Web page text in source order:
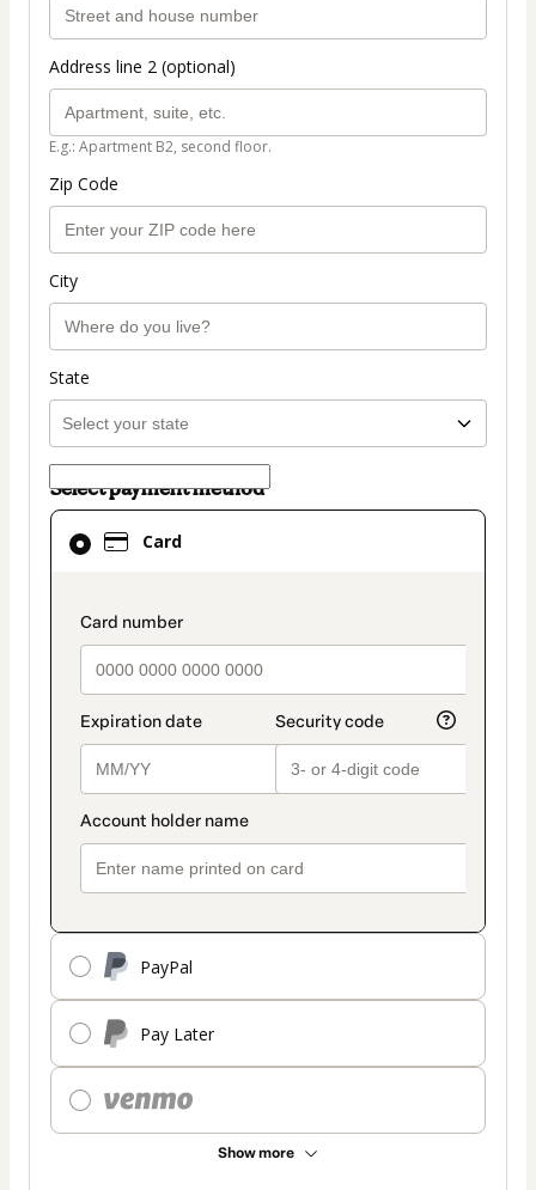
Address line 2 (optional)
E.g.: Apartment B2, second floor.
Zip Code
City
State
Select payment method
Card
payment_data.section_title_v2
PayPal
Pay Later
Show more
Card
selected
method